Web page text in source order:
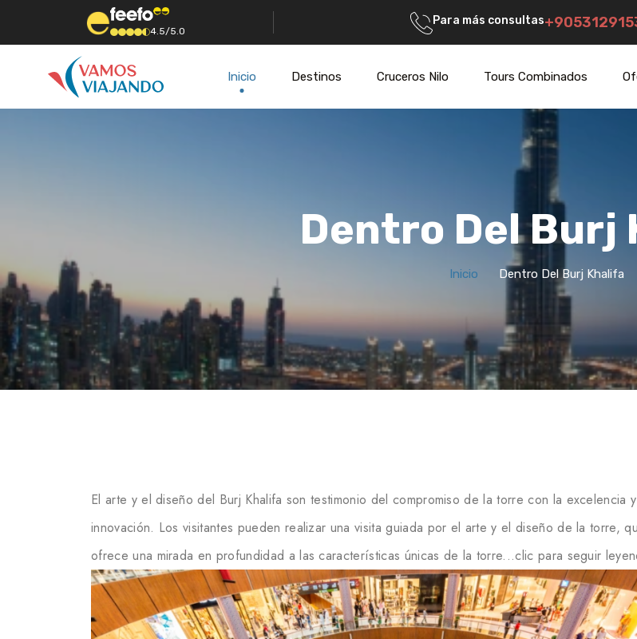
4.5/5.0
Para más consultas
Inicio Destinos Cruceros Nilo Tours Combinados
Dentro Del Burj
Inicio Dentro Del Burj Khalifa
El arte y el diseño del Burj Khalifa son testimonio del compromiso de la torre con la excelencia
innovación. Los visitantes pueden realizar una visita guiada por el arte y el diseño de la torre,
ofrece una mirada en profundidad a las características únicas de la torre...clic para seguir